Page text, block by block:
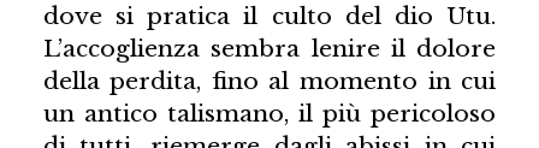
dove si pratica il culto del dio Utu.
L’accoglienza sembra lenire il dolore
della perdita, fino al momento in cui
un antico talismano, il più pericoloso